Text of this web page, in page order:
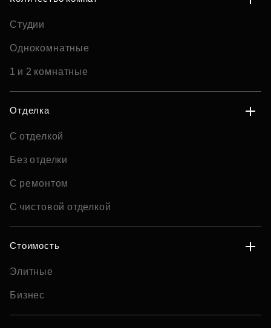
Студии
Однокомнатные
1 и 2 комнатные
Отделка
С отделкой
Без отделки
С ремонтом
С чистовой отделкой
Стоимость
Элитные
Бизнес